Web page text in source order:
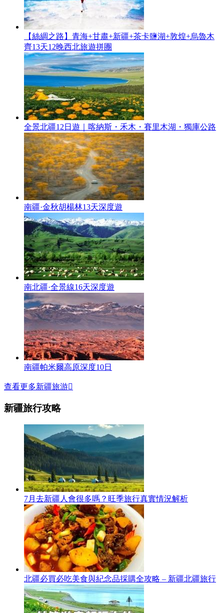
【絲綢之路】青海+甘肅+新疆+茶卡鹽湖+敦煌+烏魯木
齊13天12晚西北旅遊拼團
全景北疆12日遊｜喀納斯・禾木・賽里木湖・獨庫公路
南疆·金秋胡楊林13天深度遊
南北疆·全景線16天深度遊
南疆帕米爾高原深度10日
查看更多新疆旅游
新疆旅行攻略
7月去新疆人會很多嗎？旺季旅行真實情況解析
北疆必買必吃美食與紀念品採購全攻略 – 新疆北疆旅行